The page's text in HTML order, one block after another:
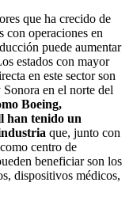
que ha crecido de
con operaciones en
puede aumentar
estados con mayor
en este sector son
en el norte del
Boeing,
han tenido un
que, junto con
centro de
beneficiar son los
dispositivos médicos,